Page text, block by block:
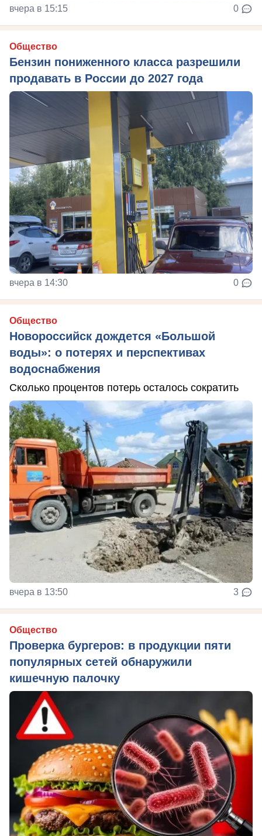
вчера в 15:15 0
Общество
Бензин пониженного класса разрешили
продавать в России до 2027 года
вчера в 14:30 0
Общество
Новороссийск дождется «Большой
воды»: о потерях и перспективах
водоснабжения
Сколько процентов потерь осталось сократить
вчера в 13:50 3
Общество
Проверка бургеров: в продукции пяти
популярных сетей обнаружили
кишечную палочку